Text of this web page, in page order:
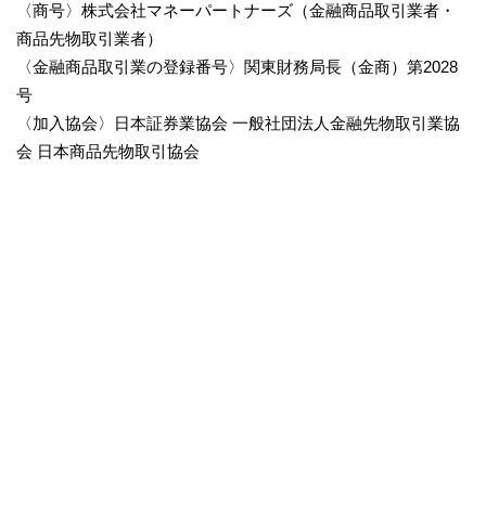
〈商号〉株式会社マネーパートナーズ（金融商品取引業者・
商品先物取引業者）
〈金融商品取引業の登録番号〉関東財務局長（金商）第2028
号
〈加入協会〉日本証券業協会 一般社団法人金融先物取引業協
会 日本商品先物取引協会